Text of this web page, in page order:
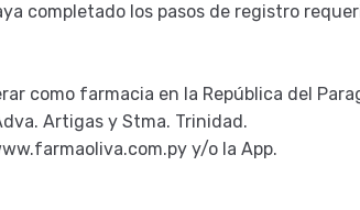
completado los pasos de registro
como farmacia en la República del
Artigas y Stma. Trinidad.
y/o la App.